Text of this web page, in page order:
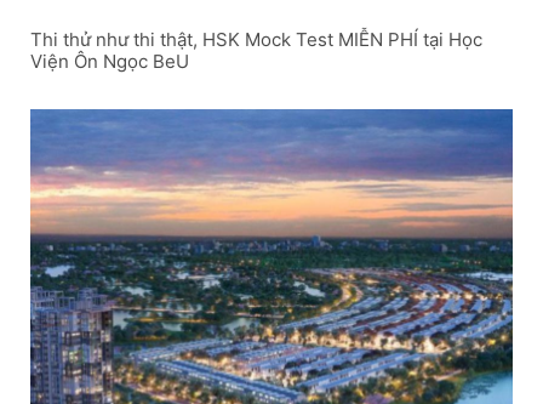
Thi thử như thi thật, HSK Mock Test MIỄN PHÍ tại Học
Viện Ôn Ngọc BeU